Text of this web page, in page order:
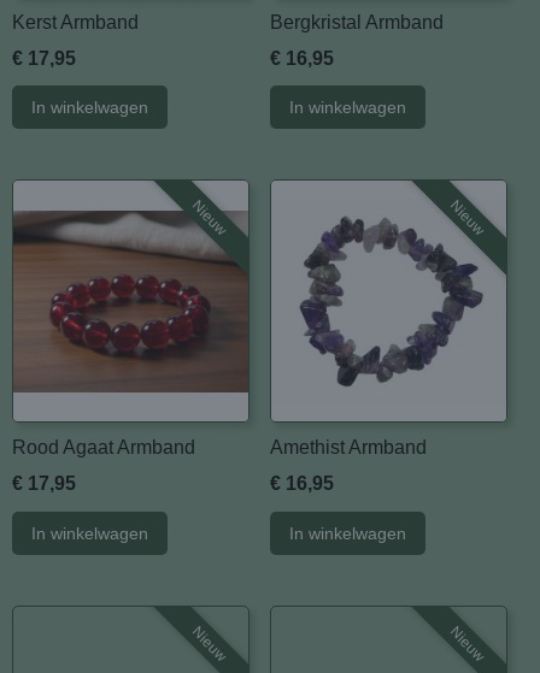
Kerst Armband
€ 17,95
In winkelwagen
Bergkristal Armband
€ 16,95
In winkelwagen
Nieuw
Rood Agaat Armband
€ 17,95
In winkelwagen
Nieuw
Amethist Armband
€ 16,95
In winkelwagen
Nieuw Nieuw